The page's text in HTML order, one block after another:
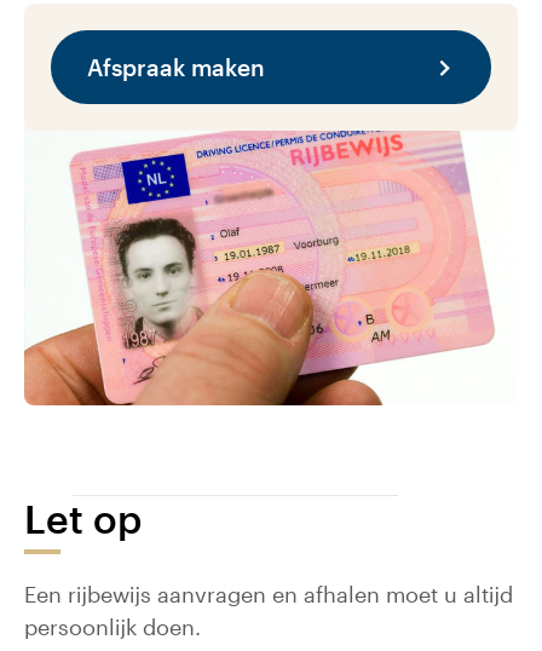
Afspraak maken
Let op
Een rijbewijs aanvragen en afhalen moet u altijd
persoonlijk doen.